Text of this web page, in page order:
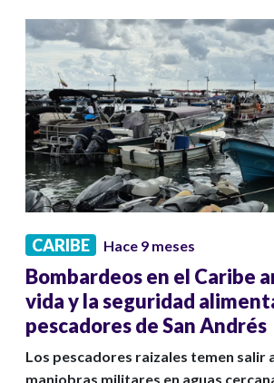
CARIBE Hace 9 meses
Bombardeos en el Caribe
vida y la seguridad
pescadores de San Andrés
Los pescadores raizales temen salir
maniobras militares en aguas